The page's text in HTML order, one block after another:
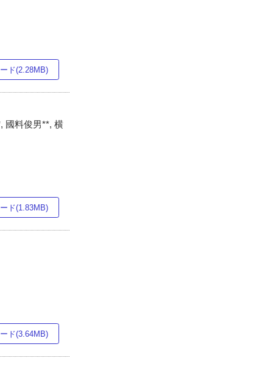
ド(2.28MB)
國料俊男**, 横
ド(1.83MB)
ド(3.64MB)